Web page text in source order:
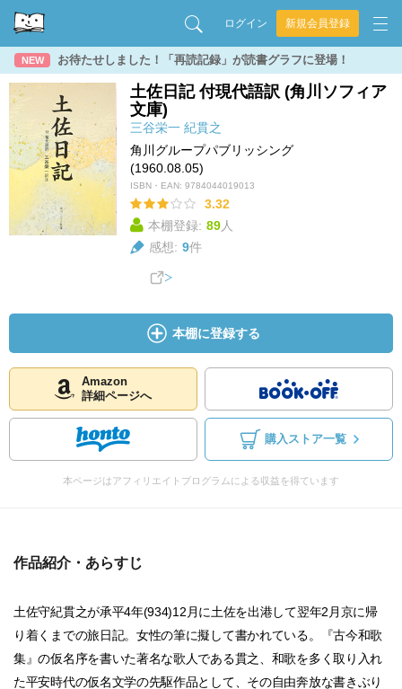
ログイン 新規会員登録
NEW お待たせしました！「再読記録」が読書グラフに登場！
土佐日記 付現代語訳 (角川ソフィア
文庫)
三谷栄一 紀貫之
角川グループパブリッシング
(1960.08.05)
ISBN・EAN: 9784044019013
3.32
本棚登録: 89人
感想: 9件
本棚に登録する
Amazon
詳細ページへ
購入ストア一覧
本ページはアフィリエイトプログラムによる収益を得ています
作品紹介・あらすじ
土佐守紀貫之が承平4年(934)12月に土佐を出港して翌年2月京に帰
り着くまでの旅日記。女性の筆に擬して書かれている。『古今和歌
集』の仮名序を書いた著名な歌人である貫之、和歌を多く取り入れ
た平安時代の仮名文学の先駆作品として、その自由奔放な書きぶり